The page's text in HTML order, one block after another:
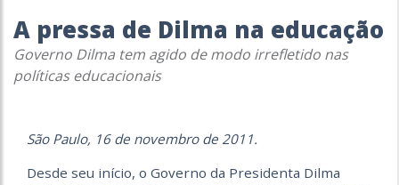
A pressa de Dilma na educação
Governo Dilma tem agido de modo irrefletido nas
políticas educacionais
São Paulo, 16 de novembro de 2011.
Desde seu início, o Governo da Presidenta Dilma